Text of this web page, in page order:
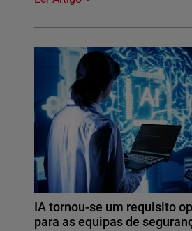
IA tornou-se um requisito
para as equipas de